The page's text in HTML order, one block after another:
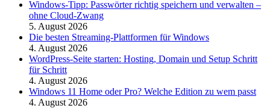
Windows-Tipp: Passwörter richtig speichern und verwalten –
ohne Cloud-Zwang
5. August 2026
Die besten Streaming-Plattformen für Windows
4. August 2026
WordPress-Seite starten: Hosting, Domain und Setup Schritt
für Schritt
4. August 2026
Windows 11 Home oder Pro? Welche Edition zu wem passt
4. August 2026